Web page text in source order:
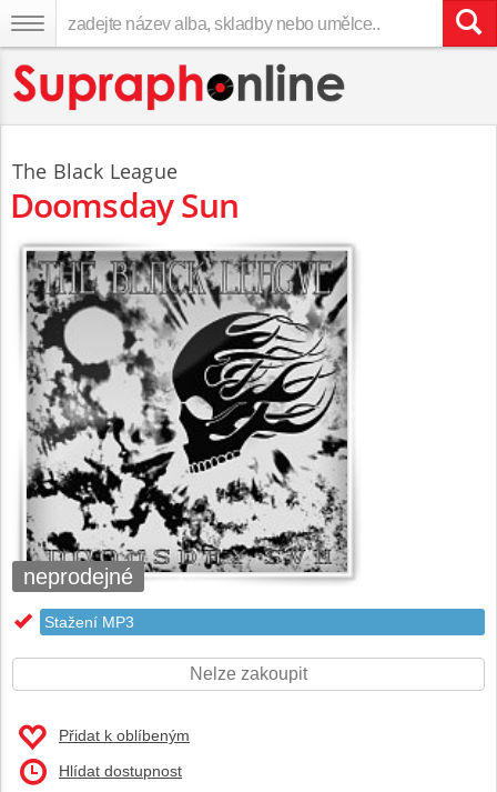
The Black League
Doomsday Sun
neprodejné
Stažení MP3
Nelze zakoupit
Přidat k oblíbeným
Hlídat dostupnost